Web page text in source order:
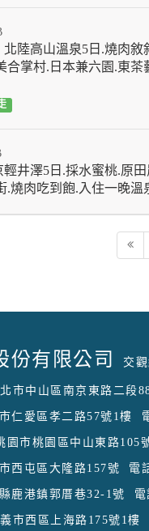
北陸高山溫泉5日.燒肉敘
合掌村.日本兼六園.東茶
輕井澤5日.採水蜜桃.原
.燒肉吃到飽.入住一晚溫
份有限公司 交
市中山區南京東路二段
仁愛區孝二路57號1樓
園市桃園區中山東路105
西屯區大隆路157號 電
鹿港鎮郭厝巷32-1號
市西區上海路175號1樓